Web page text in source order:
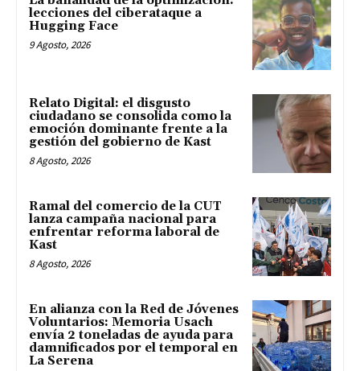
lecciones del ciberataque a
Hugging Face
9 Agosto, 2026
Relato Digital: el disgusto
ciudadano se consolida como la
emoción dominante frente a la
gestión del gobierno de Kast
8 Agosto, 2026
Ramal del comercio de la CUT
lanza campaña nacional para
enfrentar reforma laboral de
Kast
8 Agosto, 2026
En alianza con la Red de Jóvenes
Voluntarios: Memoria Usach
envía 2 toneladas de ayuda para
damnificados por el temporal en
La Serena